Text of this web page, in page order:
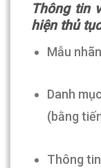
Thông tin
hiện thủ
Mẫu
Danh
(bằng
Thông